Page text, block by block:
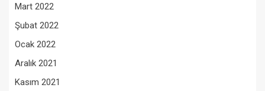
Mart 2022
Şubat 2022
Ocak 2022
Aralık 2021
Kasım 2021